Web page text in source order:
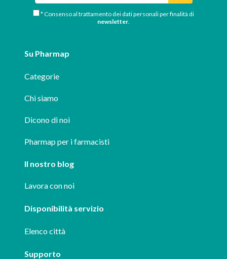
* Consenso al trattamento dei dati personali per finalità di
newsletter
Su Pharmap
Categorie
Chi siamo
Dicono di noi
Pharmap per i farmacisti
Il nostro blog
Lavora con noi
Disponibilità servizio
Elenco città
Supporto